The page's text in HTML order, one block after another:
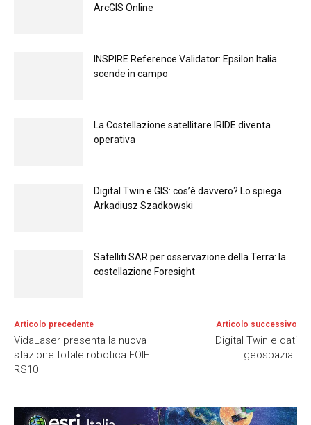
ArcGIS Online
INSPIRE Reference Validator: Epsilon Italia
scende in campo
La Costellazione satellitare IRIDE diventa
operativa
Digital Twin e GIS: cos’è davvero? Lo spiega
Arkadiusz Szadkowski
Satelliti SAR per osservazione della Terra: la
costellazione Foresight
Articolo precedente
VidaLaser presenta la nuova
stazione totale robotica FOIF
RS10
Articolo successivo
Digital Twin e dati
geospaziali